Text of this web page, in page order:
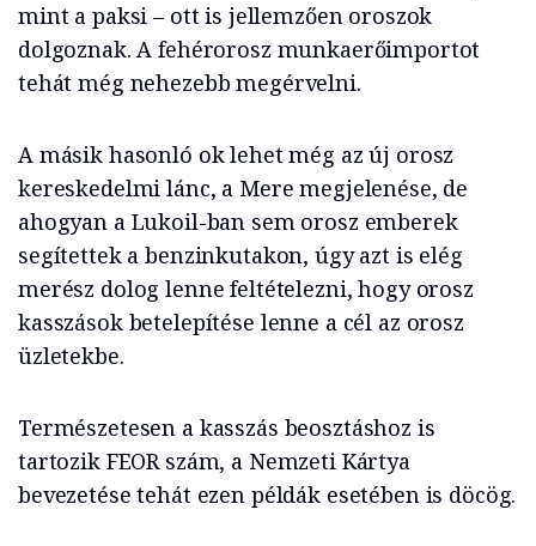
mint a paksi – ott is jellemzően oroszok
dolgoznak. A fehérorosz munkaerőimportot
tehát még nehezebb megérvelni.
A másik hasonló ok lehet még az új orosz
kereskedelmi lánc, a Mere megjelenése, de
ahogyan a Lukoil-ban sem orosz emberek
segítettek a benzinkutakon, úgy azt is elég
merész dolog lenne feltételezni, hogy orosz
kasszások betelepítése lenne a cél az orosz
üzletekbe.
Természetesen a kasszás beosztáshoz is
tartozik FEOR szám, a Nemzeti Kártya
bevezetése tehát ezen példák esetében is döcög.